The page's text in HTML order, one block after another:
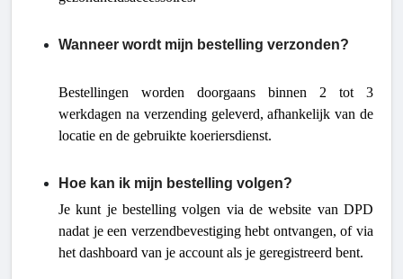
Wanneer wordt mijn bestelling verzonden?
Bestellingen worden doorgaans binnen 2 tot 3
werkdagen na verzending geleverd, afhankelijk van de
locatie en de gebruikte koeriersdienst.
Hoe kan ik mijn bestelling volgen?
Je kunt je bestelling volgen via de website van DPD
nadat je een verzendbevestiging hebt ontvangen, of via
het dashboard van je account als je geregistreerd bent.